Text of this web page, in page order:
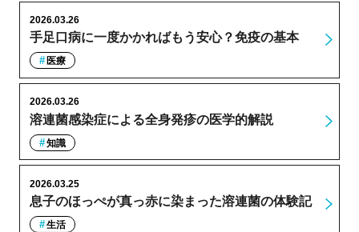
手足口病に一度かかればもう安心？免疫の基本
2026.03.26
医療
溶連菌感染症による全身発疹の医学的解説
2026.03.26
知識
息子のほっぺが真っ赤に染まった溶連菌の体験記
2026.03.25
生活